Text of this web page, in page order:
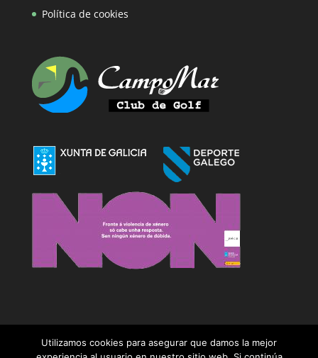
Política de cookies
Utilizamos cookies para asegurar que damos la mejor